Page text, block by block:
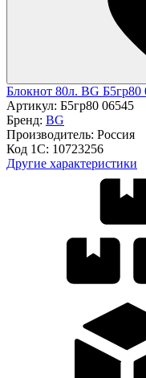
Блокнот 80л. BG
Артикул: Б5гр80 06545
Бренд: BG
Производитель: Россия
Код 1С: 10723256
Другие характеристики